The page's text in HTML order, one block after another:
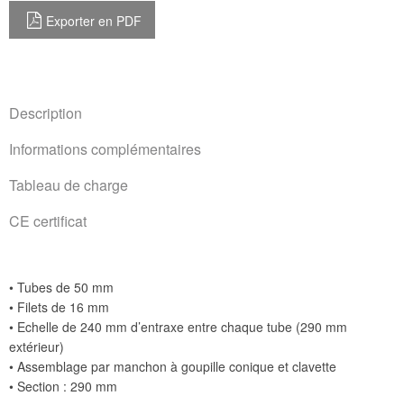
Exporter en PDF
Description
Informations complémentaires
Tableau de charge
CE certificat
• Tubes de 50 mm
• Filets de 16 mm
• Echelle de 240 mm d’entraxe entre chaque tube (290 mm
extérieur)
• Assemblage par manchon à goupille conique et clavette
• Section : 290 mm